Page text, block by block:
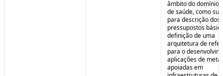
âmbito do domínio
de saúde, como
para descrição dos
pressupostos
definição de uma
arquitetura de
para o
aplicações de
apoiadas em